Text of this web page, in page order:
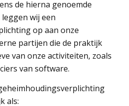
de hierna genoemde
wij een
op aan onze
partijen die de praktijk
van onze activiteiten, zoals
van software.
als: